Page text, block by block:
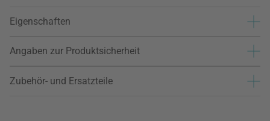
Eigenschaften
Angaben zur Produktsicherheit
Zubehör- und Ersatzteile